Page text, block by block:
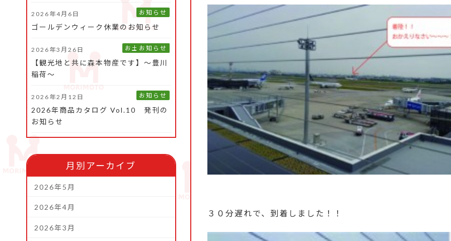
３０分遅れで、到着しました！！
2026年4月6日 お知らせ
ゴールデンウィーク休業のお知らせ
2026年3月26日 お土産旅日記
お知らせ
【観光地と共に森本物産です】～豊川
稲荷～
2026年2月12日 お知らせ
2026年商品カタログ Vol.10 発刊の
お知らせ
月別アーカイブ
2026年5月
2026年4月
2026年3月